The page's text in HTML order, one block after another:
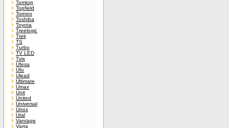
Tomtop
Topfield
Torneo
Toshiba
Toyota
Treelogic
Trek
TS
Turbo
TV LED
Tvix
Ufesa
Ufo
Ulead
Ultimate
Umax
Unit
United
Universal
Unox
Ural
Vantage
Varta